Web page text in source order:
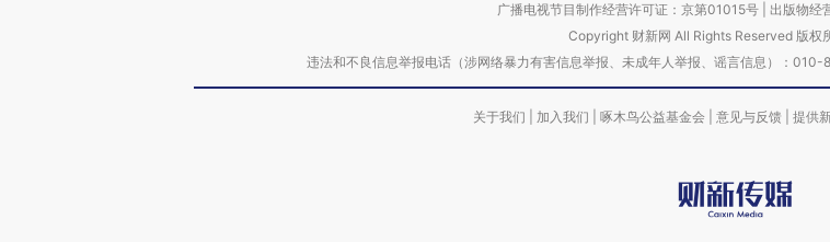
广播电视节目制作经营许可证：京第01015号| 出版物经
Copyright 财新网 All Rights Reserved 版权
违法和不良信息举报电话（涉网络暴力有害信息举报、未成年人举报、谣言信息）：
关于我们 加入我们 啄木鸟公益基金会 意见与反馈 提供